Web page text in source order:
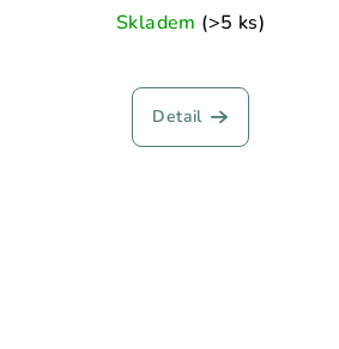
Skladem (>5 ks)
Detail